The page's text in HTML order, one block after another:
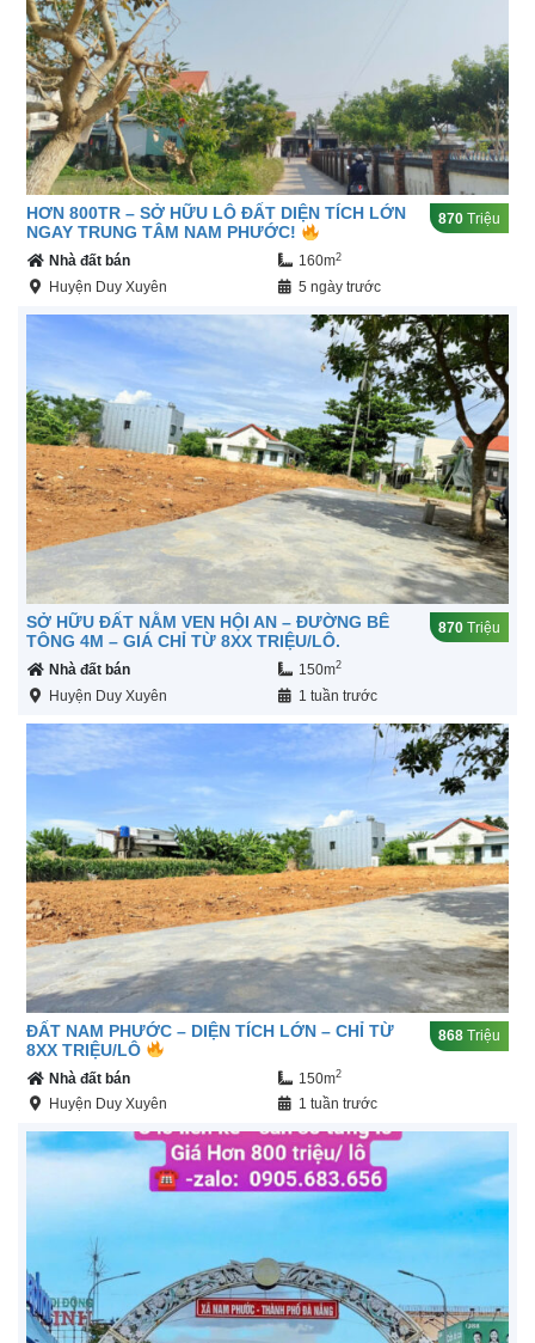
HƠN 800TR – SỞ HỮU LÔ ĐẤT DIỆN TÍCH LỚN
NGAY TRUNG TÂM NAM PHƯỚC!
870 Triệu
Nhà đất bán 160m2
Huyện Duy Xuyên 5 ngày trước
SỞ HỮU ĐẤT NẰM VEN HỘI AN – ĐƯỜNG BÊ
TÔNG 4M – GIÁ CHỈ TỪ 8XX TRIỆU/LÔ.
870 Triệu
Nhà đất bán 150m2
Huyện Duy Xuyên 1 tuần trước
ĐẤT NAM PHƯỚC – DIỆN TÍCH LỚN – CHỈ TỪ
8XX TRIỆU/LÔ
868 Triệu
Nhà đất bán 150m2
Huyện Duy Xuyên 1 tuần trước